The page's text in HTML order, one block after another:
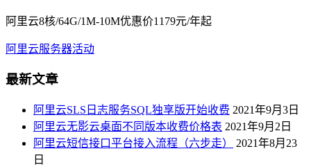
阿里云8核/64G/1M-10M优惠价1179元/年起
阿里云服务器活动
最新文章
阿里云SLS日志服务SQL独享版开始收费 2021年9月3日
阿里云无影云桌面不同版本收费价格表 2021年9月2日
阿里云短信接口平台接入流程（六步走）
2021年8月23
日